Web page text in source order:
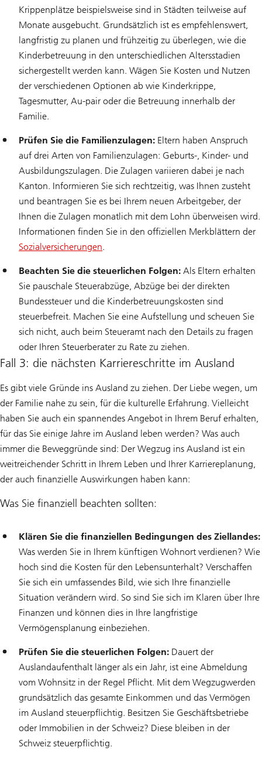
Krippenplätze beispielsweise sind in Städten teilweise auf
Monate ausgebucht. Grundsätzlich ist es empfehlenswert,
langfristig zu planen und frühzeitig zu überlegen, wie die
Kinderbetreuung in den unterschiedlichen Altersstadien
sichergestellt werden kann. Wägen Sie Kosten und Nutzen
der verschiedenen Optionen ab wie Kinderkrippe,
Tagesmutter, Au-pair oder die Betreuung innerhalb der
Familie.
Prüfen Sie die Familienzulagen: Eltern haben Anspruch
auf drei Arten von Familienzulagen: Geburts-, Kinder- und
Ausbildungszulagen. Die Zulagen variieren dabei je nach
Kanton. Informieren Sie sich rechtzeitig, was Ihnen zusteht
und beantragen Sie es bei Ihrem neuen Arbeitgeber, der
Ihnen die Zulagen monatlich mit dem Lohn überweisen wird.
Informationen finden Sie in den offiziellen Merkblättern der
Sozialversicherungen.
Beachten Sie die steuerlichen Folgen: Als Eltern erhalten
Sie pauschale Steuerabzüge, Abzüge bei der direkten
Bundessteuer und die Kinderbetreuungskosten sind
steuerbefreit. Machen Sie eine Aufstellung und scheuen Sie
sich nicht, auch beim Steueramt nach den Details zu fragen
oder Ihren Steuerberater zu Rate zu ziehen.
Fall 3: die nächsten Karriereschritte im Ausland
Es gibt viele Gründe ins Ausland zu ziehen. Der Liebe wegen, um
der Familie nahe zu sein, für die kulturelle Erfahrung. Vielleicht
haben Sie auch ein spannendes Angebot in Ihrem Beruf erhalten,
für das Sie einige Jahre im Ausland leben werden? Was auch
immer die Beweggründe sind: Der Wegzug ins Ausland ist ein
weitreichender Schritt in Ihrem Leben und Ihrer Karriereplanung,
der auch finanzielle Auswirkungen haben kann:
Was Sie finanziell beachten sollten:
Klären Sie die finanziellen Bedingungen des Ziellandes:
Was werden Sie in Ihrem künftigen Wohnort verdienen? Wie
hoch sind die Kosten für den Lebensunterhalt? Verschaffen
Sie sich ein umfassendes Bild, wie sich Ihre finanzielle
Situation verändern wird. So sind Sie sich im Klaren über Ihre
Finanzen und können dies in Ihre langfristige
Vermögensplanung einbeziehen.
Prüfen Sie die steuerlichen Folgen: Dauert der
Auslandaufenthalt länger als ein Jahr, ist eine Abmeldung
vom Wohnsitz in der Regel Pflicht. Mit dem Wegzugwerden
grundsätzlich das gesamte Einkommen und das Vermögen
im Ausland steuerpflichtig. Besitzen Sie Geschäftsbetriebe
oder Immobilien in der Schweiz? Diese bleiben in der
Schweiz steuerpflichtig.